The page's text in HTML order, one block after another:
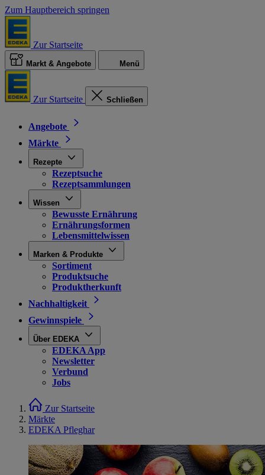
Zum Hauptbereich springen
Zur Startseite
Markt & Angebote Menü
Zur Startseite Schließen
Angebote
Märkte
Rezepte
Rezeptsuche
Rezeptsammlungen
Wissen
Bewusste Ernährung
Ernährungsformen
Lebensmittelwissen
Marken & Produkte
Sortiment
Produktsuche
Produktherkunft
Nachhaltigkeit
Gewinnspiele
Über EDEKA
EDEKA App
Newsletter
Verbund
Jobs
Zur Startseite
Märkte
EDEKA Pfleghar